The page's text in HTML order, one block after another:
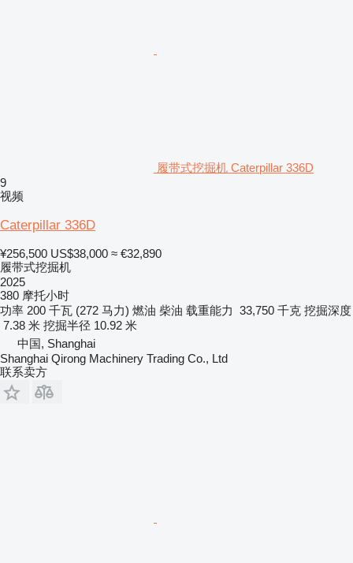
履带式挖掘机 Caterpillar 336D
9
视频
Caterpillar 336D
¥256,500 US$38,000 ≈ €32,890
履带式挖掘机
2025
380 摩托小时
功率 200 千瓦 (272 马力) 燃油 柴油 载重能力 33,750 千克 挖掘深度
7.38 米 挖掘半径 10.92 米
中国, Shanghai
Shanghai Qirong Machinery Trading Co., Ltd
联系卖方